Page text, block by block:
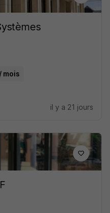
mois
il y a 21 jours